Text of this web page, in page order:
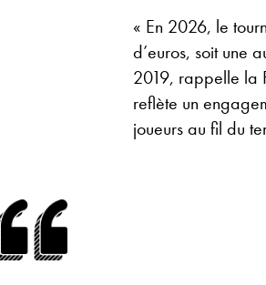
« En 2026, le
d’euros, soit une
2019, rappelle la
reflète un
joueurs au fil du